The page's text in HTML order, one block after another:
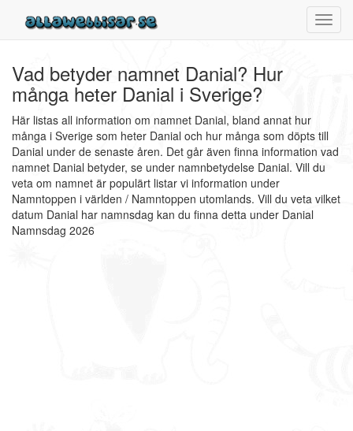
Vad betyder namnet Danial? Hur
många heter Danial i Sverige?
Här listas all information om namnet Danial, bland annat hur
många i Sverige som heter Danial och hur många som döpts till
Danial under de senaste åren. Det går även finna information vad
namnet Danial betyder, se under namnbetydelse Danial. Vill du
veta om namnet är populärt listar vi information under
Namntoppen i världen / Namntoppen utomlands. Vill du veta vilket
datum Danial har namnsdag kan du finna detta under Danial
Namnsdag 2026